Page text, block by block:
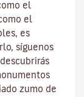
el
el
es
síguenos
zumo de